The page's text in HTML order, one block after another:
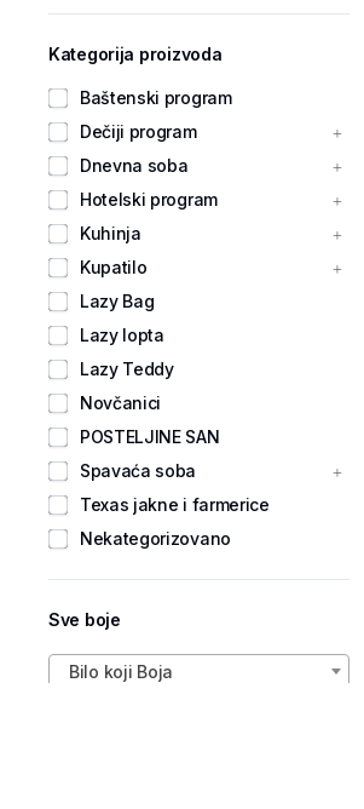
Kategorija proizvoda
Baštenski program
Dečiji program
Dnevna soba
Hotelski program
Kuhinja
Kupatilo
Lazy Bag
Lazy lopta
Lazy Teddy
Novčanici
POSTELJINE SAN
Spavaća soba
Texas jakne i farmerice
Nekategorizovano
Sve boje
Bilo koji Boja